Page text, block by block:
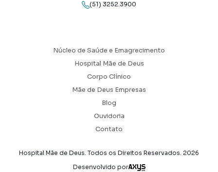
(51) 3252.3900
Núcleo de Saúde e Emagrecimento
Hospital Mãe de Deus
Corpo Clínico
Mãe de Deus Empresas
Blog
Ouvidoria
Contato
Hospital Mãe de Deus. Todos os Direitos Reservados. 2026
Desenvolvido por
Axysweb